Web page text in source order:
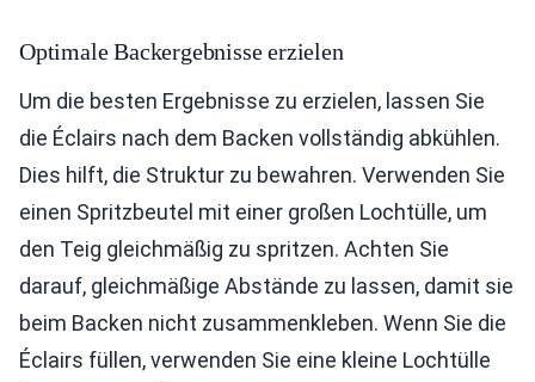
Optimale Backergebnisse erzielen
Um die besten Ergebnisse zu erzielen, lassen Sie
die Éclairs nach dem Backen vollständig abkühlen.
Dies hilft, die Struktur zu bewahren. Verwenden Sie
einen Spritzbeutel mit einer großen Lochtülle, um
den Teig gleichmäßig zu spritzen. Achten Sie
darauf, gleichmäßige Abstände zu lassen, damit sie
beim Backen nicht zusammenkleben. Wenn Sie die
Éclairs füllen, verwenden Sie eine kleine Lochtülle